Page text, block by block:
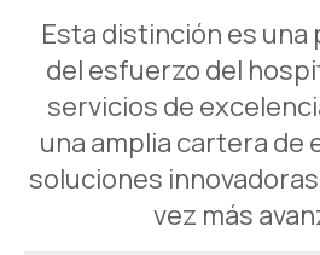
Esta distinción es una
del esfuerzo del
servicios de
una amplia cartera de
soluciones
vez más